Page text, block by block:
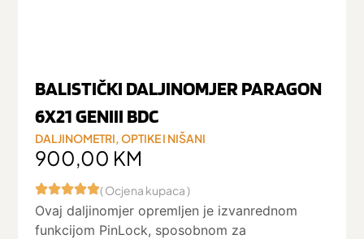
BALISTIČKI DALJINOMJER PARAGON
6X21 GENIII BDC
DALJINOMETRI OPTIKE I NIŠANI
900,00 KM
( Ocjena kupaca )
Ovaj daljinomjer opremljen je izvanrednom
funkcijom PinLock, sposobnom za